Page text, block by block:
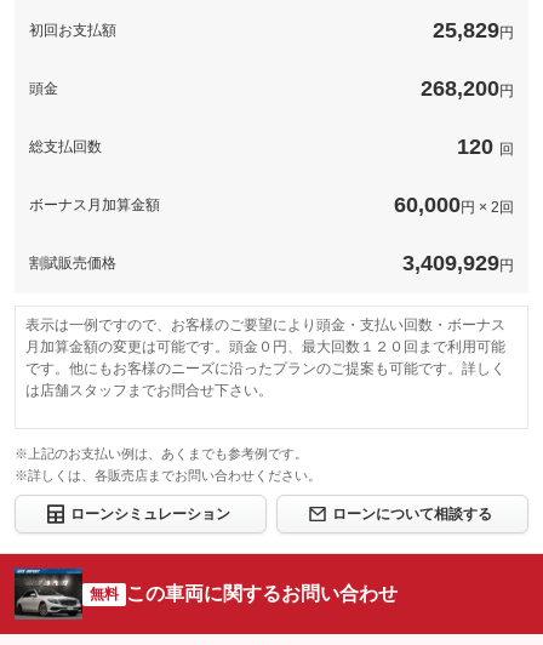
初回お支払額 25,829円
頭金 268,200円
総支払回数 120 回
ボーナス月加算金額 60,000円 × 2回
割賦販売価格 3,409,929円
表示は一例ですので、お客様のご要望により頭金・支払い回数・ボーナス
月加算金額の変更は可能です。頭金０円、最大回数１２０回まで利用可能
です。他にもお客様のニーズに沿ったプランのご提案も可能です。詳しく
は店舗スタッフまでお問合せ下さい。
※上記のお支払い例は、あくまでも参考例です。
※詳しくは、各販売店までお問い合わせください。
ローンシミュレーション ローンについて相談する
無料 この車両に関するお問い合わせ